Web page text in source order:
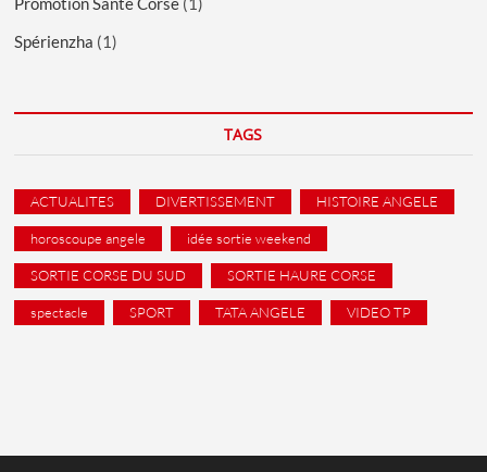
Spérienzha (1)
TAGS
ACTUALITES DIVERTISSEMENT HISTOIRE ANGELE
horoscoupe angele idée sortie weekend
SORTIE CORSE DU SUD SORTIE HAURE CORSE
spectacle SPORT TATA ANGELE VIDEO TP